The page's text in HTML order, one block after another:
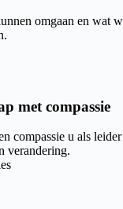
omgaan en wat
met compassie
compassie u als
verandering.